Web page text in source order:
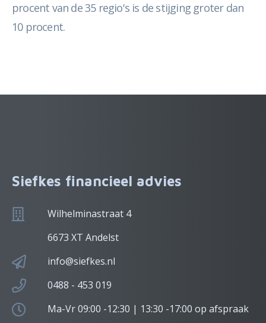
procent van de 35 regio's is de stijging groter dan
10 procent.
Siefkes financieel advies
Wilhelminastraat 4
6673 XT Andelst
info@siefkes.nl
0488 - 453 019
Ma-Vr 09:00 -12:30 | 13:30 -17:00 op afspraak